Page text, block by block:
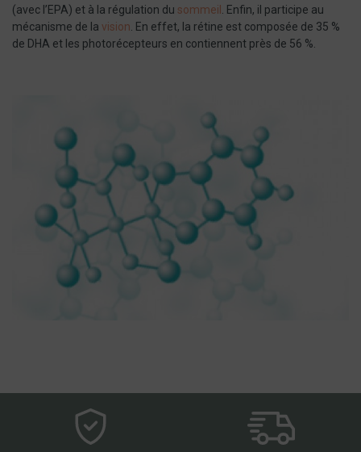
(avec l’EPA) et à la régulation du sommeil
. Enfin, il participe au
mécanisme de la vision . En effet, la rétine est composée de 35 %
de DHA et les photorécepteurs en contiennent près de 56 %.